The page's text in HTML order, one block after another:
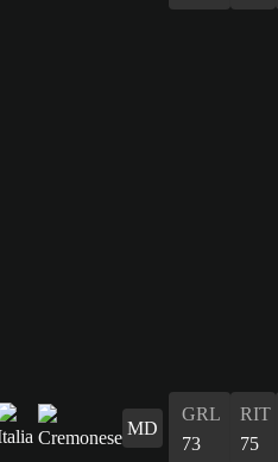
MD
GRL
73
RIT
75